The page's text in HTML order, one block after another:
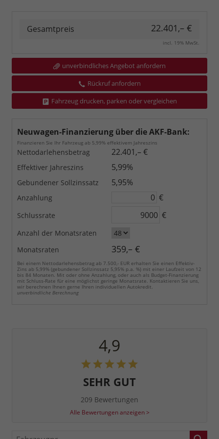
Gesamtpreis 22.401,– €
incl. 19% MwSt.
unverbindliches Angebot anfordern
Rückruf anfordern
Fahrzeug drucken, parken oder vergleichen
Neuwagen-Finanzierung über die AKF-Bank:
Finanzieren Sie Ihr Fahrzeug ab 5,99% effektivem Jahreszins
Nettodarlehensbetrag 22.401,– €
Effektiver Jahreszins 5,99%
Gebundener Sollzinssatz 5,95%
Anzahlung €
Schlussrate €
Anzahl der Monatsraten
Monatsraten
359,– €
Bei einem Nettodarlehensbetrag ab 7.500,- EUR erhalten Sie einen Effektiv-
Zins ab 5,99% (gebundener Sollzinssatz 5,95% p.a. %) mit einer Laufzeit von 12
bis 84 Monaten. Mit oder ohne Anzahlung, oder auch als Budget-Finanzierung
mit Schluss-Rate für eine möglichst geringe Monatsrate. Kontaktieren Sie uns,
wir berechnen Ihnen gerne Ihren individuellen Autokredit.
unverbindliche Berechnung
4,9
SEHR GUT
209 Bewertungen
Alle Bewertungen anzeigen >
Fahrzeugnr.